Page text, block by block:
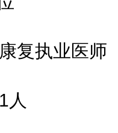
执业医师